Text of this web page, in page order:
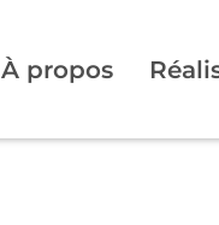
À propos